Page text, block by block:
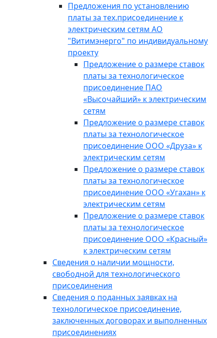
Предложения по установлению
платы за тех.присоединение к
электрическим сетям АО
"Витимэнерго" по индивидуальному
проекту
Предложение о размере ставок
платы за технологическое
присоединение ПАО
«Высочайший» к электрическим
сетям
Предложение о размере ставок
платы за технологическое
присоединение ООО «Друза» к
электрическим сетям
Предложение о размере ставок
платы за технологическое
присоединение ООО «Угахан» к
электрическим сетям
Предложение о размере ставок
платы за технологическое
присоединение ООО «Красный»
к электрическим сетям
Сведения о наличии мощности,
свободной для технологического
присоединения
Сведения о поданных заявках на
технологическое присоединение,
заключенных договорах и выполненных
присоединениях